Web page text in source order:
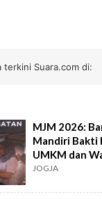
terkini Suara.com di:
MJM 2026:
Mandiri Bakti
UMKM dan
Yogyakarta
JOGJA